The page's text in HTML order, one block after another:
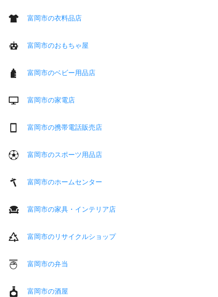
富岡市の衣料品店
富岡市のおもちゃ屋
富岡市のベビー用品店
富岡市の家電店
富岡市の携帯電話販売店
富岡市のスポーツ用品店
富岡市のホームセンター
富岡市の家具・インテリア店
富岡市のリサイクルショップ
富岡市の弁当
富岡市の酒屋